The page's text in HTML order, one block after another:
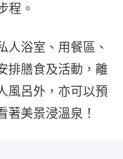
程。
人浴室、用餐區、
排膳食及活動，離
風呂外，亦可以預
著美景浸溫泉！